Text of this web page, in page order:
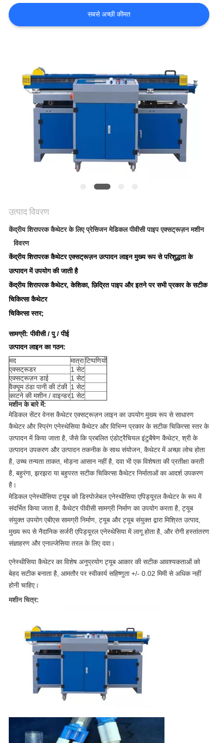
उद्धरण
साइटमैप
PRIVACY
POLICY
सबसे अच्छी कीमत
उत्पाद विवरण
केंद्रीय शिरापरक कैथेटर के लिए प्रेसिजन मेडिकल पीवीसी पाइप एक्सट्रूज़न मशीन
विवरण
केंद्रीय शिरापरक कैथेटर एक्सट्रूज़न उत्पादन लाइन मुख्य रूप से परिशुद्धता के
उत्पादन में उपयोग की जाती है
केंद्रीय शिरापरक कैथेटर, केशिका, छिद्रित पाइप और इतने पर सभी प्रकार के सटीक
चिकित्सा कैथेटर
चिकित्सा स्तर;
सामग्री: पीवीसी / पु / पीई
उत्पादन लाइन का गठन:
मद
मात्राटिप्पणियों
एक्सट्रूडर
1 सेट
एक्सट्रूज़न डाई
1 सेट
वैक्यूम ठंडा पानी की टंकी 1 सेट
काटने की मशीन / वाइन्डर1 सेट
मशीन के बारे में:
मेडिकल सेंटर वेनस कैथेटर एक्सट्रूज़न लाइन का उपयोग मुख्य रूप से साधारण
कैथेटर और स्प्रिंग एनेस्थेसिया कैथेटर और विभिन्न प्रकार के सटीक चिकित्सा स्तर के
उत्पादन में किया जाता है, जैसे कि प्रबलित एंडोट्रैचियल इंटुबैषेण कैथेटर, श्री के
उत्पादन उपकरण और उत्पादन तकनीक के साथ संयोजन, कैथेटर में अच्छा लोच होता
है, उच्च तन्यता ताकत, मोड़ना आसान नहीं है, दवा भी एक विशेषता की प्रतीक्षा करती
है, बहुरंगा, झरझरा या बहुपरत सटीक चिकित्सा कैथेटर निर्माताओं का आदर्श उपकरण
है।
मेडिकल एनेस्थीसिया ट्यूब को डिस्पोजेबल एनेस्थीसिया एपिड्यूरल कैथेटर के रूप में
संदर्भित किया जाता है, कैथेटर पीवीसी सामग्री निर्माण का उपयोग करता है, ट्यूब
संयुक्त उपयोग एबीएस सामग्री निर्माण, ट्यूब और ट्यूब संयुक्त द्वारा मिश्रित उत्पाद,
मुख्य रूप से नैदानिक ​​​​सर्जरी एपिड्यूरल एनेस्थेसिया में लागू होता है, और रोगी हस्तांतरण
संज्ञाहरण और एनाल्जेसिया तरल के लिए दवा।
एनेस्थीसिया कैथेटर का विशेष अनुप्रयोग ट्यूब आकार की सटीक आवश्यकताओं को
बेहद सटीक बनाता है, आमतौर पर स्वीकार्य सहिष्णुता +/- 0.02 मिमी से अधिक नहीं
होनी चाहिए।
मशीन चित्र: